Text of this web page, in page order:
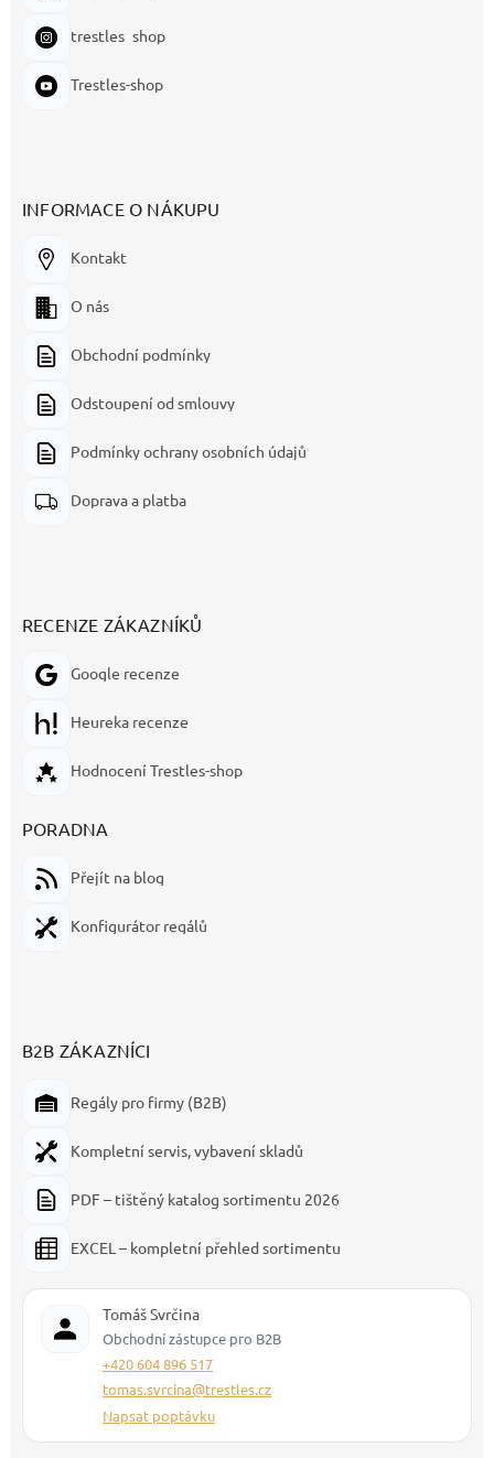
trestles_shop
Trestles-shop
INFORMACE O NÁKUPU
Kontakt
O nás
Obchodní podmínky
Odstoupení od smlouvy
Podmínky ochrany osobních údajů
Doprava a platba
RECENZE ZÁKAZNÍKŮ
Google recenze
Heureka recenze
Hodnocení Trestles-shop
PORADNA
Přejít na blog
Konfigurátor regálů
B2B ZÁKAZNÍCI
Regály pro firmy (B2B)
Kompletní servis, vybavení skladů
PDF – tištěný katalog sortimentu 2026
EXCEL – kompletní přehled sortimentu
Tomáš Svrčina
Obchodní zástupce pro B2B
+420 604 896 517
tomas.svrcina@trestles.cz
Napsat poptávku